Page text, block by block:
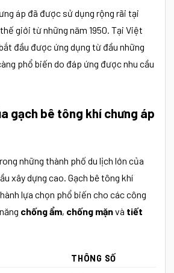
áp đã được sử dụng rộng rãi tại
giới từ những năm 1950. Tại Việt
đầu được ứng dụng từ đầu những
phổ biến do đáp ứng được nhu cầu
gạch bê tông khí chưng áp
những thành phố du lịch lớn của
xây dựng cao. Gạch bê tông khí
lựa chọn phổ biến cho các công
chống ẩm, chống mặnvà tiết
THÔNG SỐ